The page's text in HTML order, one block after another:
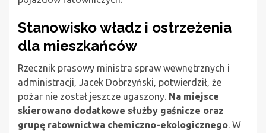
Stanowisko władz i ostrzeżenia
dla mieszkańców
Rzecznik prasowy ministra spraw wewnętrznych i
administracji, Jacek Dobrzyński, potwierdził, że
pożar nie został jeszcze ugaszony. Na miejsce
skierowano dodatkowe służby gaśnicze oraz
grupę ratownictwa chemiczno-ekologicznego. W